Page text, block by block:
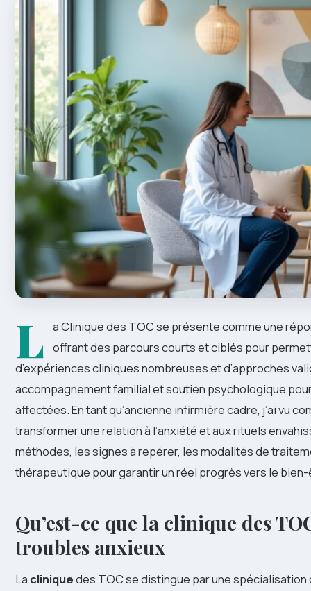
L a Clinique des TOC se présente comme une
offrant des parcours courts et ciblés pour
d’expériences cliniques nombreuses et d’approches
accompagnement familial et soutien psychologique
affectées. En tant qu’ancienne infirmière cadre, j’ai vu
transformer une relation à l’anxiété et aux rituels
méthodes, les signes à repérer, les modalités de
thérapeutique pour garantir un réel progrès vers le
Qu’est-ce que la clinique des
troubles anxieux
La cliniquedes TOC se distingue par une